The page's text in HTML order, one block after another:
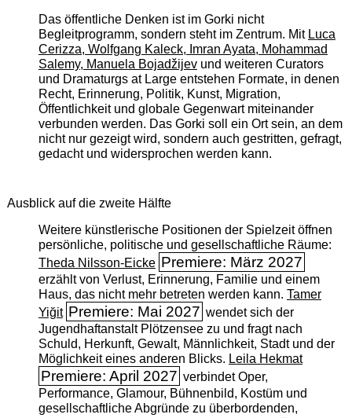
Das öffentliche Denken ist im Gorki nicht
Begleitprogramm, sondern steht im Zentrum. Mit Luca
Cerizza, Wolfgang Kaleck, Imran Ayata, Mohammad
Salemy, Manuela Bojadžijevund weiteren Curators
und Dramaturgs at Large entstehen Formate, in denen
Recht, Erinnerung, Politik, Kunst, Migration,
Öffentlichkeit und globale Gegenwart miteinander
verbunden werden. Das Gorki soll ein Ort sein, an dem
nicht nur gezeigt wird, sondern auch gestritten, gefragt,
gedacht und widersprochen werden kann.
Ausblick auf die zweite Hälfte
Weitere künstlerische Positionen der Spielzeit öffnen
persönliche, politische und gesellschaftliche Räume:
Theda Nilsson-Eicke Premiere: März 2027
erzählt von Verlust, Erinnerung, Familie und einem
Haus, das nicht mehr betreten werden kann. Tamer
Yiğit Premiere: Mai 2027 wendet sich der
Jugendhaftanstalt Plötzensee zu und fragt nach
Schuld, Herkunft, Gewalt, Männlichkeit, Stadt und der
Möglichkeit eines anderen Blicks. Leila Hekmat
Premiere: April 2027 verbindet Oper,
Performance, Glamour, Bühnenbild, Kostüm und
gesellschaftliche Abgründe zu überbordenden,